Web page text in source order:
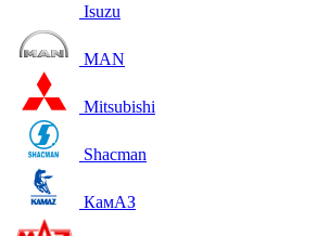
Isuzu
MAN
Mitsubishi
Shacman
КамАЗ